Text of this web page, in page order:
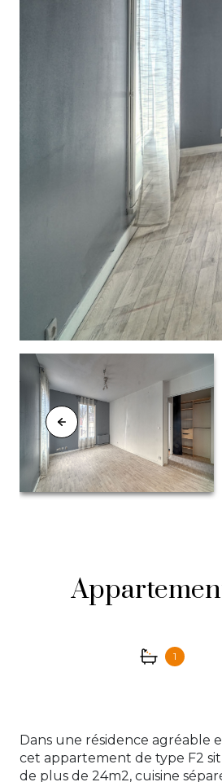
1
Dans une résidence agréable
cet appartement de type F2
de plus de 24m2, cuisine